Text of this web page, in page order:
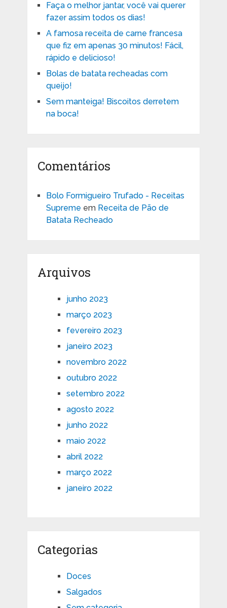
Faça o melhor jantar, você vai querer
fazer assim todos os dias!
A famosa receita de carne francesa
que fiz em apenas 30 minutos! Fácil,
rápido e delicioso!
Bolas de batata recheadas com
queijo!
Sem manteiga! Biscoitos derretem
na boca!
Comentários
Bolo Formigueiro Trufado - Receitas
Supreme em Receita de Pão de
Batata Recheado
Arquivos
junho 2023
março 2023
fevereiro 2023
janeiro 2023
novembro 2022
outubro 2022
setembro 2022
agosto 2022
junho 2022
maio 2022
abril 2022
março 2022
janeiro 2022
Categorias
Doces
Salgados